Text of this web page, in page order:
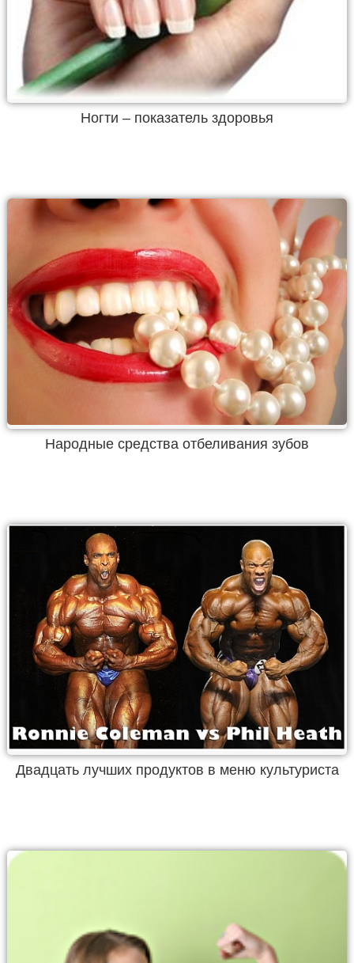
Ногти – показатель здоровья
Народные средства отбеливания зубов
Двадцать лучших продуктов в меню культуриста